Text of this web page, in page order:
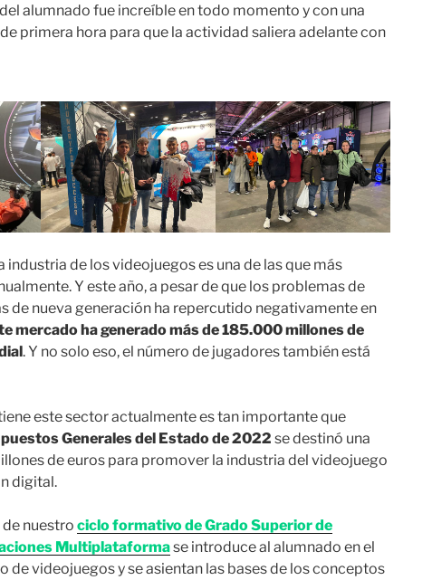
alumnado fue increíble en todo momento y con una
primera hora para que la actividad saliera adelante con
industria de los videojuegos es una de las que más
Y este año, a pesar de que los problemas de
de nueva generación ha repercutido negativamente en
mercado ha generado más de 185.000 millones de
. Y no solo eso, el número de jugadores también está
este sector actualmente es tan importante que
Generales del Estado de 2022 se destinó una
de euros para promover la industria del videojuego
digital.
nuestro ciclo formativo de Grado Superior de
Multiplataformase introduce al alumnado en el
de videojuegos y se asientan las bases de los conceptos